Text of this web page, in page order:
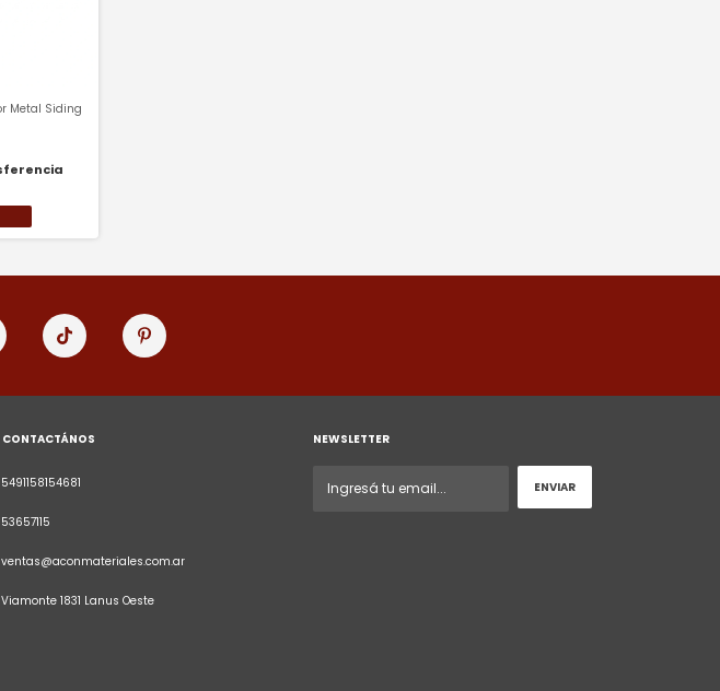
Metal Siding
CONTACTÁNOS
5491158154681
53657115
ventas@aconmateriales.com.ar
Viamonte 1831 Lanus Oeste
NEWSLETTER